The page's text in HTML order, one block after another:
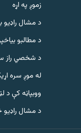
زموږ په اړه
د مشال راډيو
د مطالبو
د شخصي راز
له موږ سره
ووبپاڼه کې د
د مشال